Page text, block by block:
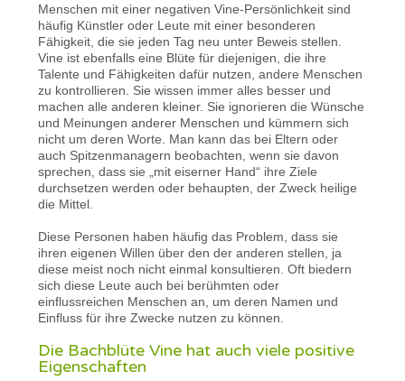
Menschen mit einer negativen Vine-Persönlichkeit sind
häufig Künstler oder Leute mit einer besonderen
Fähigkeit, die sie jeden Tag neu unter Beweis stellen.
Vine ist ebenfalls eine Blüte für diejenigen, die ihre
Talente und Fähigkeiten dafür nutzen, andere Menschen
zu kontrollieren. Sie wissen immer alles besser und
machen alle anderen kleiner. Sie ignorieren die Wünsche
und Meinungen anderer Menschen und kümmern sich
nicht um deren Worte. Man kann das bei Eltern oder
auch Spitzenmanagern beobachten, wenn sie davon
sprechen, dass sie „mit eiserner Hand“ ihre Ziele
durchsetzen werden oder behaupten, der Zweck heilige
die Mittel.
Diese Personen haben häufig das Problem, dass sie
ihren eigenen Willen über den der anderen stellen, ja
diese meist noch nicht einmal konsultieren. Oft biedern
sich diese Leute auch bei berühmten oder
einflussreichen Menschen an, um deren Namen und
Einfluss für ihre Zwecke nutzen zu können.
Die Bachblüte Vine hat auch viele positive
Eigenschaften